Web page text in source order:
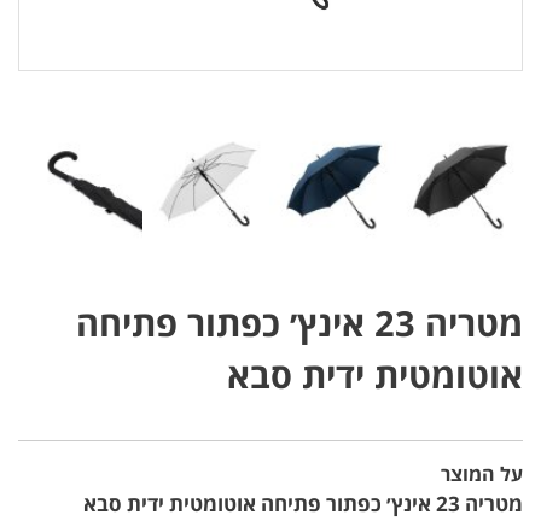
מטריה 23 אינץ׳ כפתור פתיחה
אוטומטית ידית סבא
על המוצר
מטריה 23 אינץ׳ כפתור פתיחה אוטומטית ידית סבא